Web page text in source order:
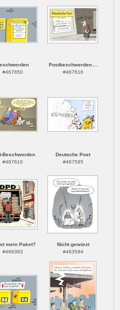
#467650
Postbeschwerden....
#467616
Beschwerden
#467610
Deutsche Post
#467595
mein Paket?
#466383
Nicht gewürzt
#463594